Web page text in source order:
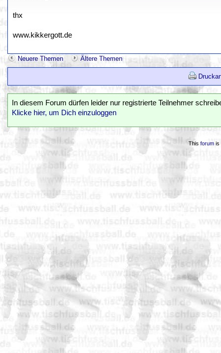
thx
www.kikkergott.de
Neuere Themen Ältere Themen
In diesem Forum dürfen leider nur registrierte Teilnehmer
Klicke hier, um Dich einzuloggen
This forumis